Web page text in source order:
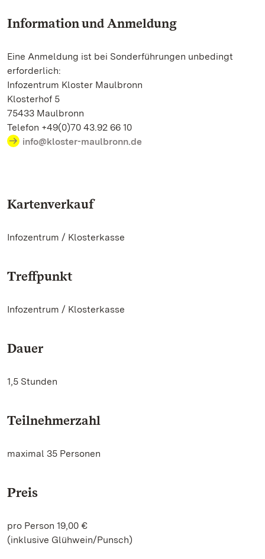
Information und Anmeldung
Eine Anmeldung ist bei Sonderführungen unbedingt
erforderlich:
Infozentrum Kloster Maulbronn
Klosterhof 5
75433 Maulbronn
Telefon +49(0)70 43.92 66 10
info@kloster-maulbronn.de
Kartenverkauf
Infozentrum / Klosterkasse
Treffpunkt
Infozentrum / Klosterkasse
Dauer
1,5 Stunden
Teilnehmerzahl
maximal 35 Personen
Preis
pro Person 19,00 €
(inklusive Glühwein/Punsch)